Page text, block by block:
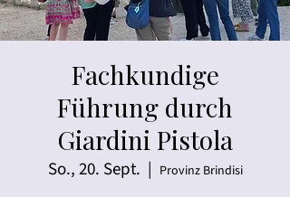
Fachkundige
Führung durch
Giardini Pistola
So., 20. Sept.
  |
Provinz Brindisi